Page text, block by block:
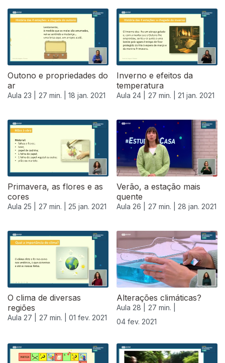
Outono e propriedades do
ar
Aula 23 | 27 min. | 18 jan. 2021
Inverno e efeitos da
temperatura
Aula 24 | 27 min. | 21 jan. 2021
519220
Primavera, as flores e as
cores
Aula 25 | 27 min. | 25 jan. 2021
Verão, a estação mais
quente
Aula 26 | 27 min. | 28 jan. 2021
O clima de diversas
regiões
Aula 27 | 27 min. | 01 fev. 2021
Alterações climáticas?
Aula 28 |
27 min. |
04 fev. 2021